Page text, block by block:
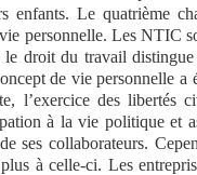
enfants. Le quatrième
personnelle. Les NTIC
droit du travail
de vie personnelle a
l’exercice des libertés
à la vie politique et
ses collaborateurs.
à celle-ci. Les